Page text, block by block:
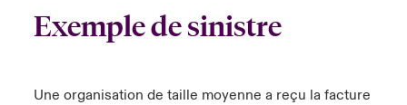
Exemple de sinistre
Une organisation de taille moyenne a reçu la facture